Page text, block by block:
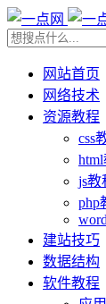
网站首页
网络技术
资源教程
css
js教
php
建站技巧
数据结构
软件教程